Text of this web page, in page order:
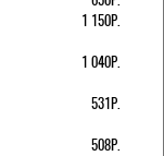
1 150Р.
1 040Р.
531Р.
508Р.